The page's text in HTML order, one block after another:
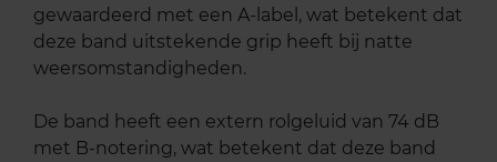
gewaardeerd met een A-label, wat betekent dat
deze band uitstekende grip heeft bij natte
weersomstandigheden.
De band heeft een extern rolgeluid van 74 dB
met B-notering, wat betekent dat deze band